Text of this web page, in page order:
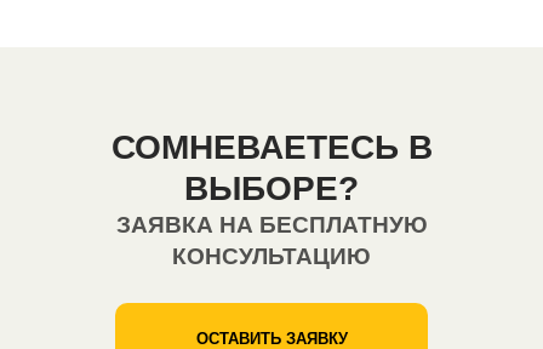
СОМНЕВАЕТЕСЬ В
ВЫБОРЕ?
ЗАЯВКА НА БЕСПЛАТНУЮ
КОНСУЛЬТАЦИЮ
ОСТАВИТЬ ЗАЯВКУ